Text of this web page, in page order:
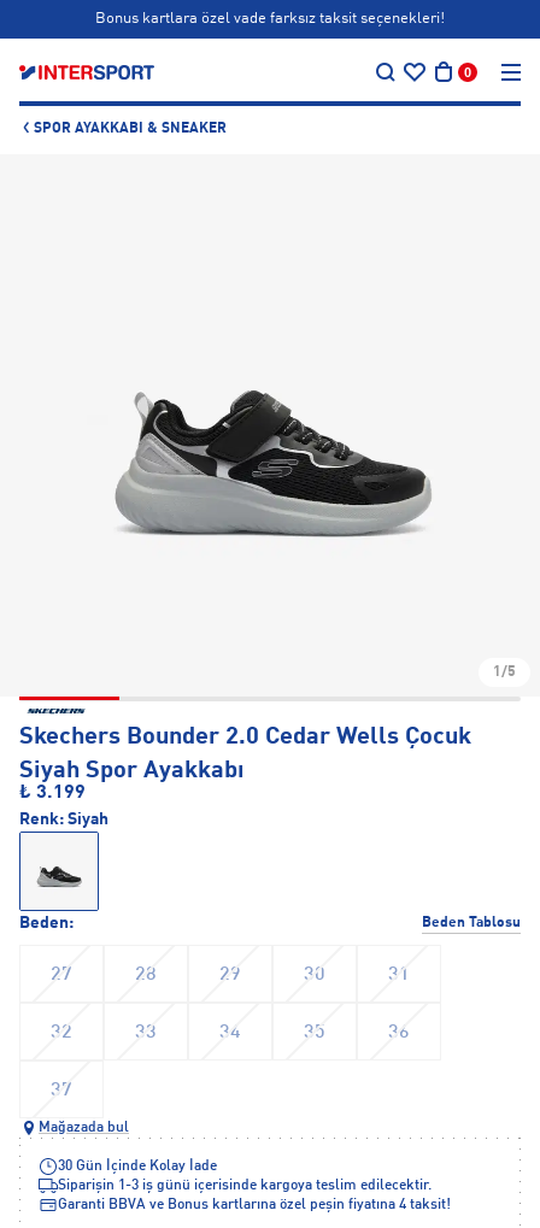
Bonus kartlara özel vade farksız taksit seçenekleri!
0
SPOR AYAKKABI & SNEAKER
1/5
Skechers Bounder 2.0 Cedar Wells Çocuk
Siyah Spor Ayakkabı
₺ 3.199
Beden: Beden Tablosu
27 28 29 30 31
32 33 34 35 36
37
Renk: Siyah
Mağazada bul
30 Gün İçinde Kolay İade
Siparişin 1-3 iş günü içerisinde kargoya teslim edilecektir.
Garanti BBVA ve Bonus kartlarına özel peşin fiyatına 4 taksit!